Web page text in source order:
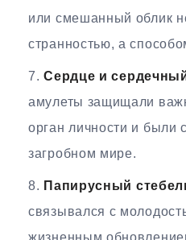
или смешанный облик
странностью, а
Сердце и
амулеты защищали
орган личности и были
загробном мире.
Папирусный
связывался с
жизненным